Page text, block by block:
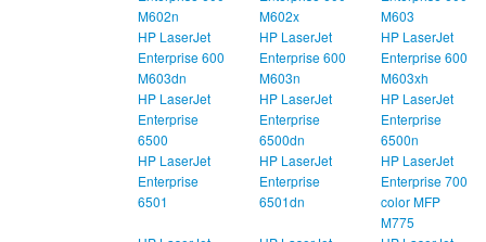
M602n
M602x
M603
HP LaserJet
Enterprise 600
M603dn
HP LaserJet
Enterprise 600
M603n
HP LaserJet
Enterprise 600
M603xh
HP LaserJet
Enterprise
6500
HP LaserJet
Enterprise
6500dn
HP LaserJet
Enterprise
6500n
HP LaserJet
Enterprise
6501
HP LaserJet
Enterprise
6501dn
HP LaserJet
Enterprise 700
color MFP
M775